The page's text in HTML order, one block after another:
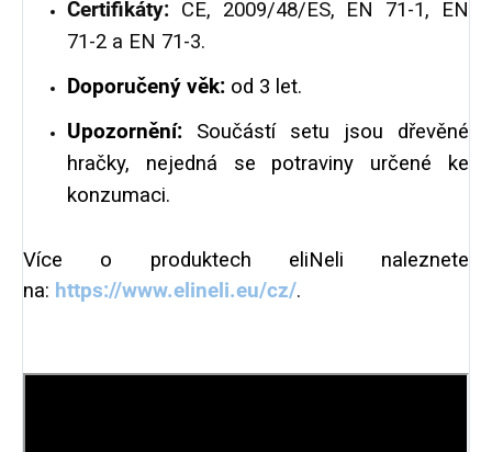
Certifikáty: CE, 2009/48/ES, EN 71-1, EN
71-2 a EN 71-3.
Doporučený věk: od 3 let.
Upozornění: Součástí setu jsou dřevěné
hračky, nejedná se potraviny určené ke
konzumaci.
Více o produktech eliNeli naleznete
na: https://www.elineli.eu/cz/.